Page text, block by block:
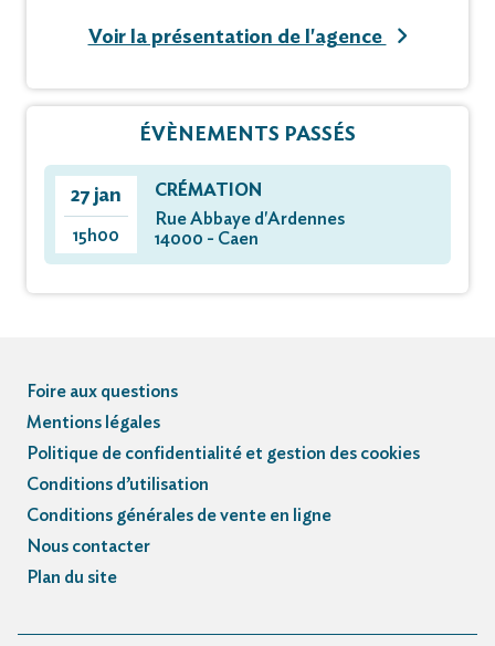
Voir la présentation de l'agence
ÉVÈNEMENTS PASSÉS
27 jan
15h00
CRÉMATION
Rue Abbaye d'Ardennes
14000 - Caen
Foire aux questions
Mentions légales
Politique de confidentialité et gestion des cookies
Conditions d’utilisation
Conditions générales de vente en ligne
Nous contacter
Plan du site